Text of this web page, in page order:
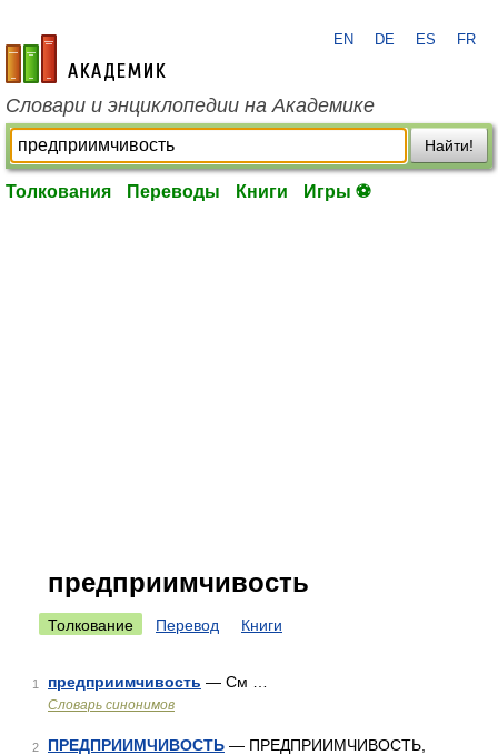
academic.ru
EN DE ES FR
Словари и энциклопедии на Академике
Найти!
Толкования Переводы Книги Игры ⚽
предприимчивость
Толкование Перевод Книги
1 предприимчивость — См …
Словарь синонимов
2 ПРЕДПРИИМЧИВОСТЬ — ПРЕДПРИИМЧИВОСТЬ,